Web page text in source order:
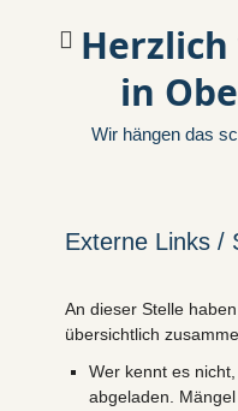
in
Wir hängen das
Externe Links /
An dieser Stelle
übersichtlich
Wer kennt es
abgeladen.